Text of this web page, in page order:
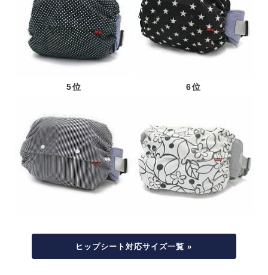
5位 6位
ヒップシート対応サイズ一覧 »